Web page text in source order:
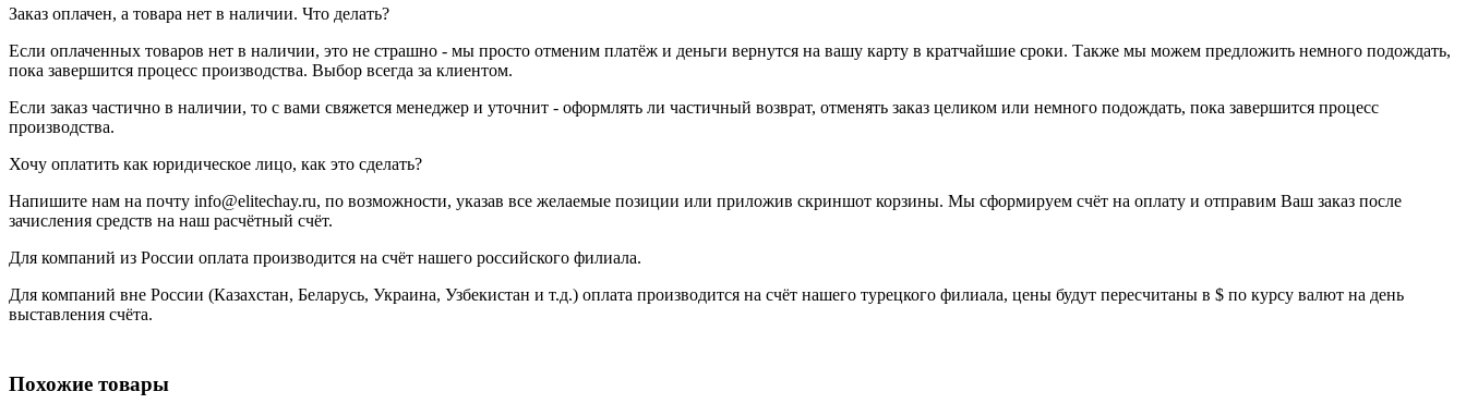
Заказ оплачен, а товара нет в наличии. Что делать?
Если оплаченных товаров нет в наличии, это не страшно - мы просто отменим платёж и деньги вернутся на вашу карту в кратчайшие сроки. Также мы можем предложить немного подождать,
пока завершится процесс производства. Выбор всегда за клиентом.
Если заказ частично в наличии, то с вами свяжется менеджер и уточнит - оформлять ли частичный возврат, отменять заказ целиком или немного подождать, пока завершится процесс
производства.
Хочу оплатить как юридическое лицо, как это сделать?
Напишите нам на почту info@elitechay.ru, по возможности, указав все желаемые позиции или приложив скриншот корзины. Мы сформируем счёт на оплату и отправим Ваш заказ после
зачисления средств на наш расчётный счёт.
Для компаний из России оплата производится на счёт нашего российского филиала.
Для компаний вне России (Казахстан, Беларусь, Украина, Узбекистан и т.д.) оплата производится на счёт нашего турецкого филиала, цены будут пересчитаны в $ по курсу валют на день
выставления счёта.
Похожие товары